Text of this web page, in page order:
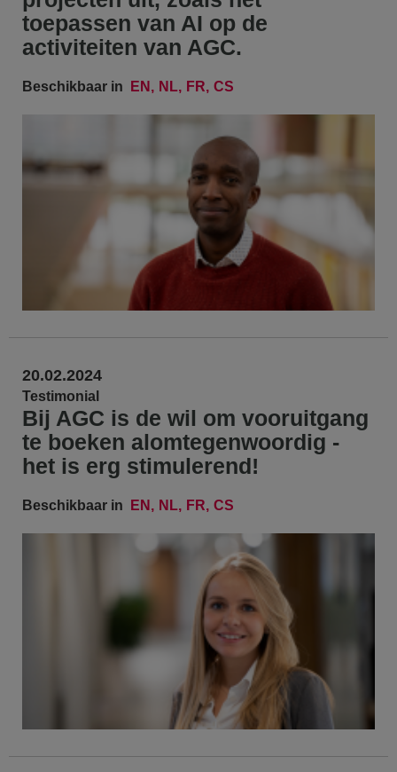
toepassen van AI op de
activiteiten van AGC.
Beschikbaar in EN NL FR CS
20.02.2024
Testimonial
Bij AGC is de wil om vooruitgang
te boeken alomtegenwoordig -
het is erg stimulerend!
Beschikbaar in EN NL FR CS